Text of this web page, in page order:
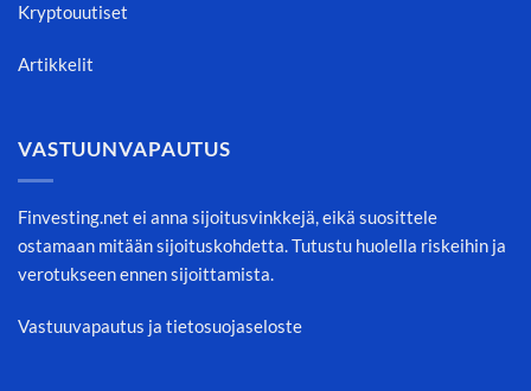
Kryptouutiset
Artikkelit
VASTUUNVAPAUTUS
Finvesting.net ei anna sijoitusvinkkejä, eikä suosittele
ostamaan mitään sijoituskohdetta. Tutustu huolella riskeihin ja
verotukseen ennen sijoittamista.
Vastuuvapautus ja tietosuojaseloste